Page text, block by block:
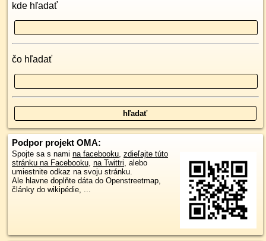
kde hľadať
čo hľadať
Podpor projekt OMA:
Spojte sa s nami na facebooku, zdieľajte túto
stránku na Facebooku, na Twittri, alebo
umiestnite odkaz na svoju stránku.
Ale hlavne doplňte dáta do Openstreetmap,
články do wikipédie, ...